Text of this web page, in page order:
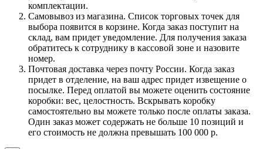
комплектации.
Самовывоз из магазина. Список торговых точек для
выбора появится в корзине. Когда заказ поступит на
склад, вам придет уведомление. Для получения заказа
обратитесь к сотруднику в кассовой зоне и назовите
номер.
Почтовая доставка через почту России. Когда заказ
придет в отделение, на ваш адрес придет извещение о
посылке. Перед оплатой вы можете оценить состояние
коробки: вес, целостность. Вскрывать коробку
самостоятельно вы можете только после оплаты заказа.
Один заказ может содержать не больше 10 позиций и
его стоимость не должна превышать 100 000 р.